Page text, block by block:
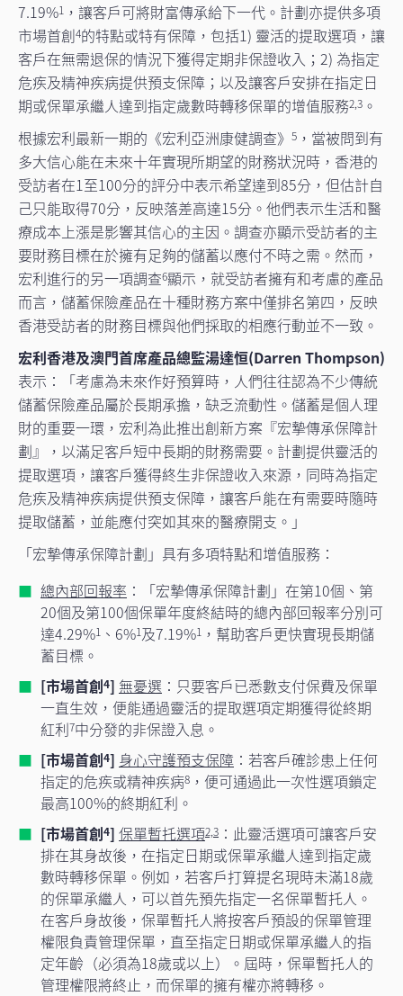
7.19%1 ，讓客戶可將財富傳承給下一代。計劃亦提供多項
市場首創4的特點或特有保障，包括1) 靈活的提取選項，讓
客戶在無需退保的情況下獲得定期非保證收入；2) 為指定
危疾及精神疾病提供預支保障；以及讓客戶安排在指定日
期或保單承繼人達到指定歲數時轉移保單的增值服務2,3 。
根據宏利最新一期的《宏利亞洲康健調查》 5 ，當被問到有
多大信心能在未來十年實現所期望的財務狀況時，香港的
受訪者在1至100分的評分中表示希望達到85分，但估計自
己只能取得70分，反映落差高達15分。他們表示生活和醫
療成本上漲是影響其信心的主因。調查亦顯示受訪者的主
要財務目標在於擁有足夠的儲蓄以應付不時之需。然而，
宏利進行的另一項調查6顯示，就受訪者擁有和考慮的產品
而言，儲蓄保險產品在十種財務方案中僅排名第四，反映
香港受訪者的財務目標與他們採取的相應行動並不一致。
宏利香港及澳門首席產品總監湯達恒(Darren Thompson)
表示：「考慮為未來作好預算時，人們往往認為不少傳統
儲蓄保險產品屬於長期承擔，缺乏流動性。儲蓄是個人理
財的重要一環，宏利為此推出創新方案『宏摯傳承保障計
劃』，以滿足客戶短中長期的財務需要。計劃提供靈活的
提取選項，讓客戶獲得終生非保證收入來源，同時為指定
危疾及精神疾病提供預支保障，讓客戶能在有需要時隨時
提取儲蓄，並能應付突如其來的醫療開支。」
「宏摯傳承保障計劃」具有多項特點和增值服務：
總內部回報率 ：「宏摯傳承保障計劃」在第10個、第
20個及第100個保單年度終結時的總內部回報率分別可
達4.29%1 、6%1及7.19%1 ，幫助客戶更快實現長期儲
蓄目標。
[市場首創4] 無憂選 ：只要客戶已悉數支付保費及保單
一直生效，便能通過靈活的提取選項定期獲得從終期
紅利7中分發的非保證入息。
[市場首創4] 身心守護預支保障 ：若客戶確診患上任何
指定的危疾或精神疾病8 ，便可通過此一次性選項鎖定
最高100%的終期紅利。
[市場首創4] 保單暫托選項2,3 ：此靈活選項可讓客戶安
排在其身故後，在指定日期或保單承繼人達到指定歲
數時轉移保單。例如，若客戶打算提名現時未滿18歲
的保單承繼人，可以首先預先指定一名保單暫托人。
在客戶身故後，保單暫托人將按客戶預設的保單管理
權限負責管理保單，直至指定日期或保單承繼人的指
定年齡（必須為18歲或以上）。屆時，保單暫托人的
管理權限將終止，而保單的擁有權亦將轉移。